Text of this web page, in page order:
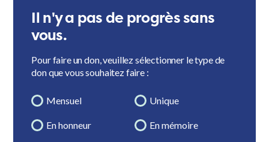
Il n'y a pas de progrès sans
vous.
Pour faire un don, veuillez sélectionner le type de
don que vous souhaitez faire :
Mensuel Unique
En honneur En mémoire